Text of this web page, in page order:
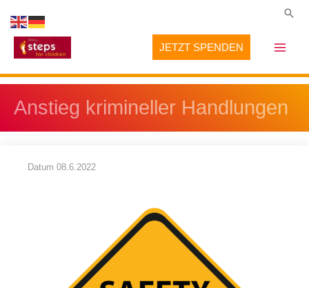
Inhalt
springen
JETZT SPENDEN
Anstieg krimineller Handlungen
Datum 08.6.2022